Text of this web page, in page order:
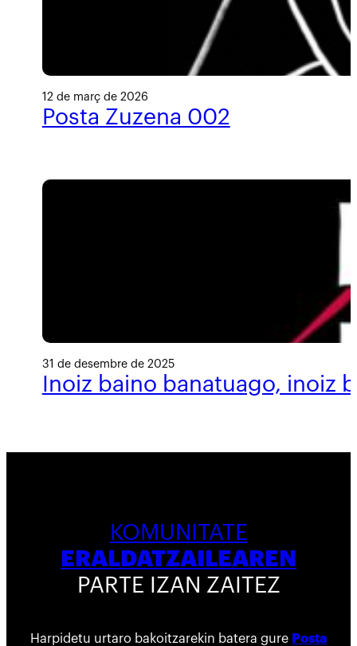
12 de març de 2026
Posta Zuzena 002
31 de desembre de 2025
Inoiz baino banatuago, inoiz
KOMUNITATE
ERALDATZAILEAREN
PARTE IZAN ZAITEZ
Harpidetu urtaro bakoitzarekin batera gure Posta